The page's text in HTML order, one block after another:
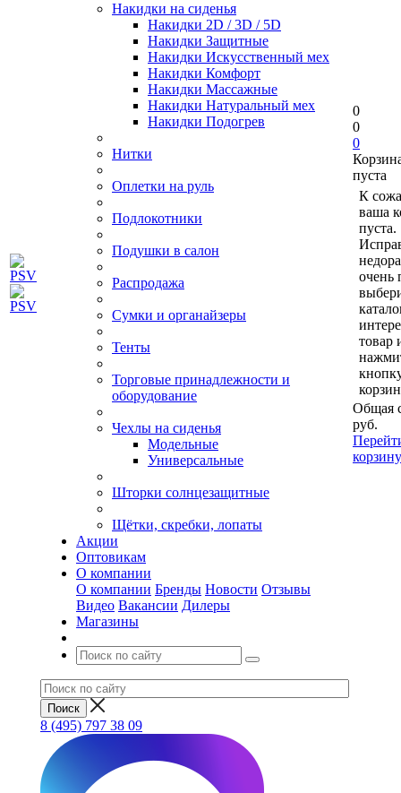
Накидки на сиденья
Накидки 2D / 3D / 5D
Накидки Защитные
Накидки Искусственный мех
Накидки Комфорт
Накидки Массажные
Накидки Натуральный мех
Накидки Подогрев
Нитки
Оплетки на руль
Подлокотники
Подушки в салон
Распродажа
Сумки и органайзеры
Тенты
Торговые принадлежности и
оборудование
Чехлы на сиденья
Модельные
Универсальные
Шторки солнцезащитные
Щётки, скребки, лопаты
Акции
Оптовикам
О компании
О компании Бренды Новости Отзывы
Видео Вакансии Дилеры
Магазины
8 (495) 797 38 09
0
0
0
пуста
К
ваша
пуста.
очень
товар
Общая
руб.
корзину